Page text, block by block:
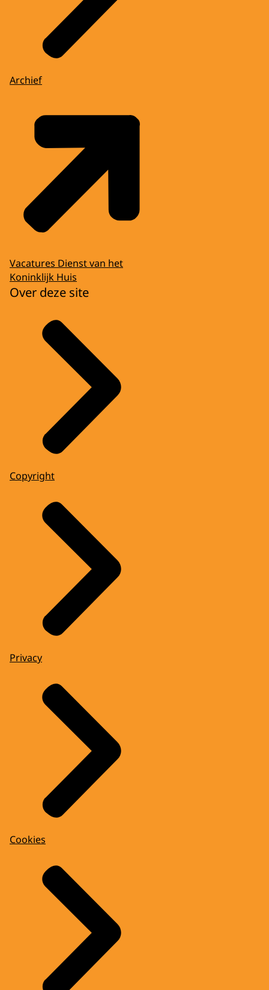
Archief
Vacatures Dienst van het
Koninklijk Huis
Over deze site
Copyright
Privacy
Cookies